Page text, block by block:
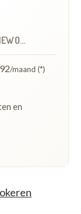
/maand (*)
en